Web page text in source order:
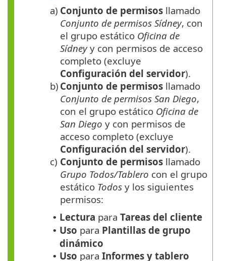
a) Conjunto de permisos llamado
Conjunto de permisos Sídney, con
el grupo estático Oficina de
Sídneyy con permisos de acceso
completo (excluye
Configuración del servidor).
b) Conjunto de permisos llamado
Conjunto de permisos San Diego,
con el grupo estático Oficina de
San Diego y con permisos de
acceso completo (excluye
Configuración del servidor).
c) Conjunto de permisos llamado
Grupo Todos/Tablero con el grupo
estático Todos y los siguientes
permisos:
• Lectura para Tareas del cliente
• Uso para Plantillas de grupo
dinámico
• Uso para Informes y tablero